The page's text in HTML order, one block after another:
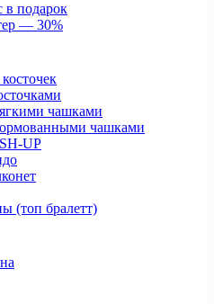
в подарок
— 30%
чашками
чашками
UP
(топ бралетт)